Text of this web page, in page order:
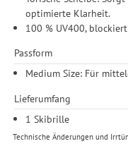
Drittanbieter erteilen
optimierte Klarheit.
100 % UV400,
Passform
Medium Size: Für
Lieferumfang
1 Skibrille
Technische Änderungen und